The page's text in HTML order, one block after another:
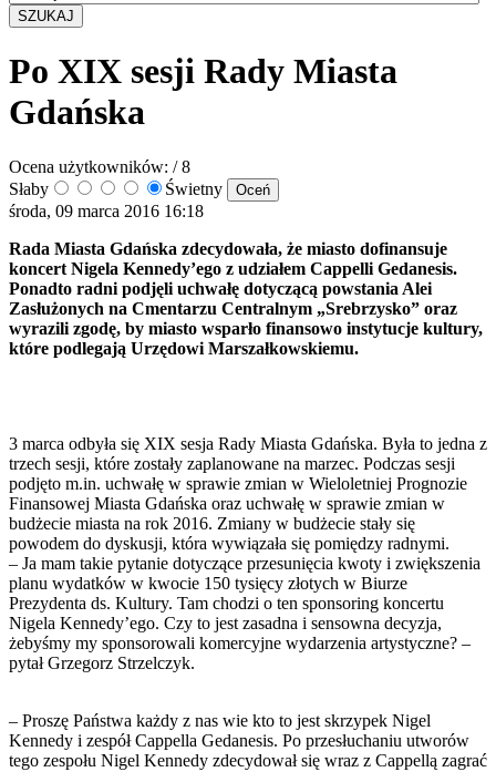
SZUKAJ
Po XIX sesji Rady Miasta
Gdańska
Ocena użytkowników: / 8
Słaby
Świetny
środa, 09 marca 2016 16:18
Rada Miasta Gdańska zdecydowała, że miasto dofinansuje
koncert Nigela Kennedy’ego z udziałem Cappelli Gedanesis.
Ponadto radni podjęli uchwałę dotyczącą powstania Alei
Zasłużonych na Cmentarzu Centralnym „Srebrzysko” oraz
wyrazili zgodę, by miasto wsparło finansowo instytucje kultury,
które podlegają Urzędowi Marszałkowskiemu.
3 marca odbyła się XIX sesja Rady Miasta Gdańska. Była to jedna z
trzech sesji, które zostały zaplanowane na marzec. Podczas sesji
podjęto m.in. uchwałę w sprawie zmian w Wieloletniej Prognozie
Finansowej Miasta Gdańska oraz uchwałę w sprawie zmian w
budżecie miasta na rok 2016. Zmiany w budżecie stały się
powodem do dyskusji, która wywiązała się pomiędzy radnymi.
– Ja mam takie pytanie dotyczące przesunięcia kwoty i zwiększenia
planu wydatków w kwocie 150 tysięcy złotych w Biurze
Prezydenta ds. Kultury. Tam chodzi o ten sponsoring koncertu
Nigela Kennedy’ego. Czy to jest zasadna i sensowna decyzja,
żebyśmy my sponsorowali komercyjne wydarzenia artystyczne? –
pytał Grzegorz Strzelczyk.
– Proszę Państwa każdy z nas wie kto to jest skrzypek Nigel
Kennedy i zespół Cappella Gedanesis. Po przesłuchaniu utworów
tego zespołu Nigel Kennedy zdecydował się wraz z Cappellą zagrać